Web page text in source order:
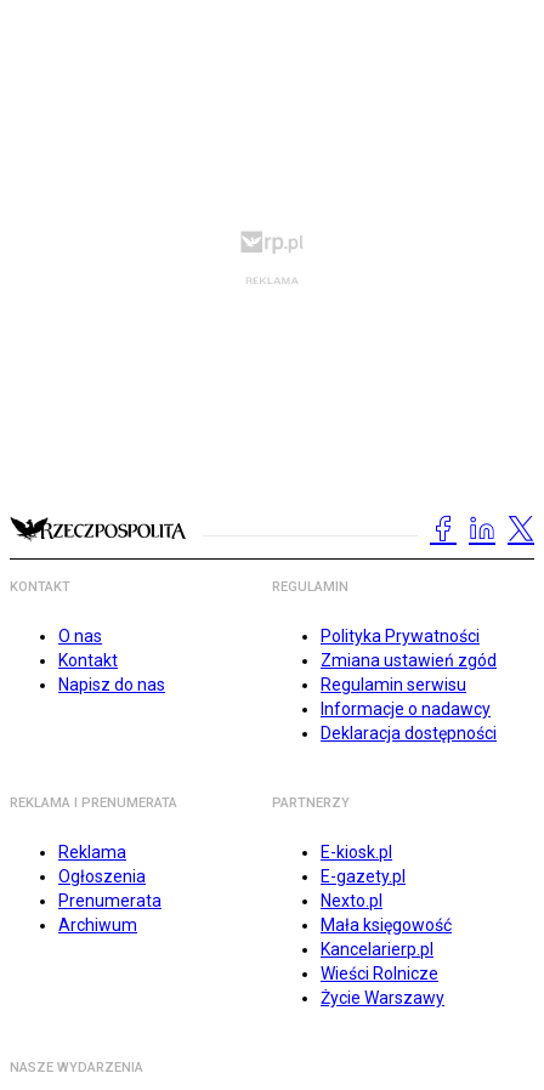
KONTAKT
O nas
Kontakt
Napisz do nas
REGULAMIN
Polityka Prywatności
Zmiana ustawień zgód
Regulamin serwisu
Informacje o nadawcy
Deklaracja dostępności
REKLAMA I PRENUMERATA
Reklama
Ogłoszenia
Prenumerata
Archiwum
PARTNERZY
E-kiosk.pl
E-gazety.pl
Nexto.pl
Mała księgowość
Kancelarierp.pl
Wieści Rolnicze
Życie Warszawy
NASZE WYDARZENIA